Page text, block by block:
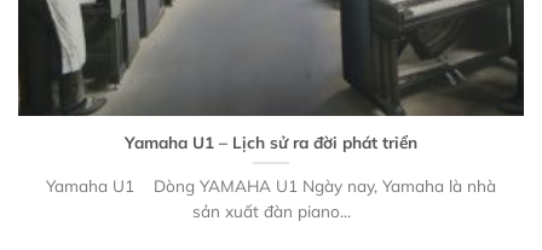
Yamaha U1 – Lịch sử ra đời phát triển
Yamaha U1 Dòng YAMAHA U1 Ngày nay, Yamaha là nhà
sản xuất đàn piano...